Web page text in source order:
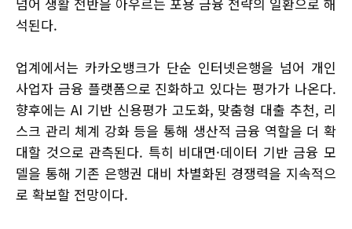
석된다.
업계에서는 카카오뱅크가 단순 인터넷은행을 넘어 개인
사업자 금융 플랫폼으로 진화하고 있다는 평가가 나온다.
향후에는 AI 기반 신용평가 고도화, 맞춤형 대출 추천, 리
스크 관리 체계 강화 등을 통해 생산적 금융 역할을 더 확
대할 것으로 관측된다. 특히 비대면·데이터 기반 금융 모
델을 통해 기존 은행권 대비 차별화된 경쟁력을 지속적으
로 확보할 전망이다.